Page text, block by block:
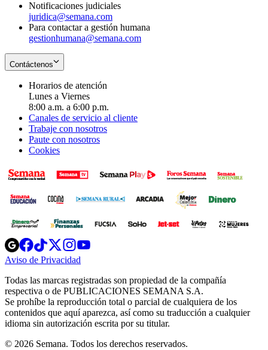
Notificaciones judiciales
juridica@semana.com
Para contactar a gestión humana
gestionhumana@semana.com
Contáctenos
Horarios de atención
Lunes a Viernes
8:00 a.m. a 6:00 p.m.
Canales de servicio al cliente
Trabaje con nosotros
Paute con nosotros
Cookies
Opens
in
new
Opens
in
new
Opens
in
new
window
Opens
new
windowwindow
Aviso de Privacidad
new
window
Todas las marcas registradas son propiedad de la compañía
respectiva o de PUBLICACIONES SEMANA S.A.
Se prohíbe la reproducción total o parcial de cualquiera de los
contenidos que aquí aparezca, así como su traducción a cualquier
idioma sin autorización escrita por su titular.
© 2026 Semana. Todos los derechos reservados.